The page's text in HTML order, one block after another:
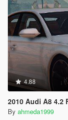
4.88
2010 Audi A8 4.2
By ahmeda1999